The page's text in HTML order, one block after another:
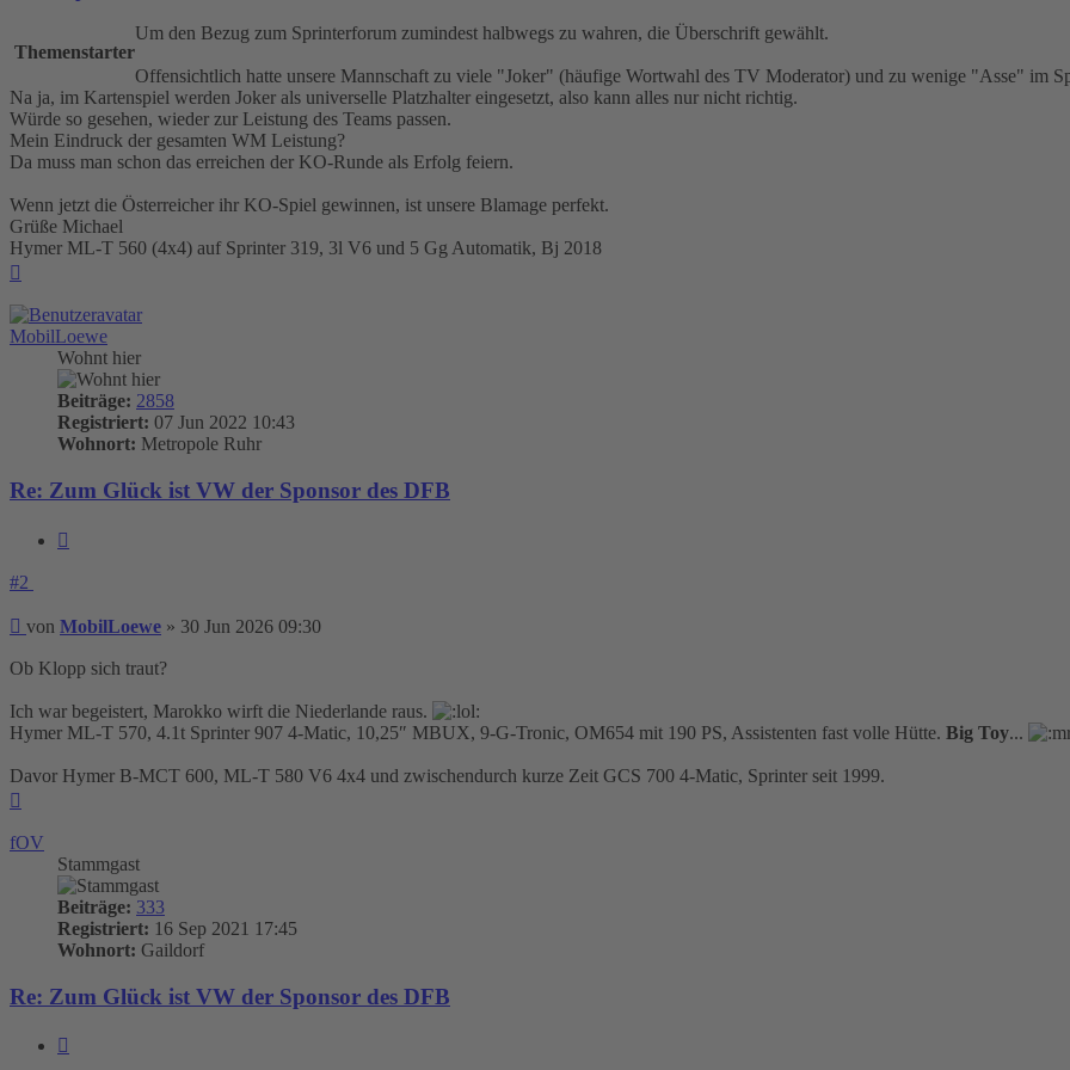
Themenstarter
Um den Bezug zum Sprinterforum zumindest halbwegs zu wahren, die Überschrift gewählt.
Offensichtlich hatte unsere Mannschaft zu viele "Joker" (häufige Wortwahl des TV Moderator) und zu wenige "Asse" im
Na ja, im Kartenspiel werden Joker als universelle Platzhalter eingesetzt, also kann alles nur nicht richtig.
Würde so gesehen, wieder zur Leistung des Teams passen.
Mein Eindruck der gesamten WM Leistung?
Da muss man schon das erreichen der KO-Runde als Erfolg feiern.
Wenn jetzt die Österreicher ihr KO-Spiel gewinnen, ist unsere Blamage perfekt.
Grüße Michael
Hymer ML-T 560 (4x4) auf Sprinter 319, 3l V6 und 5 Gg Automatik, Bj 2018
MobilLoewe
Wohnt hier
Beiträge: 2858
Registriert: 07 Jun 2022 10:43
Wohnort: Metropole Ruhr
Re: Zum Glück ist VW der Sponsor des DFB
#2
Beitrag
von MobilLoewe » 30 Jun 2026 09:30
Ob Klopp sich traut?
Ich war begeistert, Marokko wirft die Niederlande raus.
Hymer ML-T 570, 4.1t Sprinter 907 4-Matic, 10,25″ MBUX, 9-G-Tronic, OM654 mit 190 PS, Assistenten fast volle Hütte. Big Toy...
Davor Hymer B-MCT 600, ML-T 580 V6 4x4 und zwischendurch kurze Zeit GCS 700 4-Matic, Sprinter seit 1999.
fOV
Stammgast
Beiträge: 333
Registriert: 16 Sep 2021 17:45
Wohnort: Gaildorf
Re: Zum Glück ist VW der Sponsor des DFB